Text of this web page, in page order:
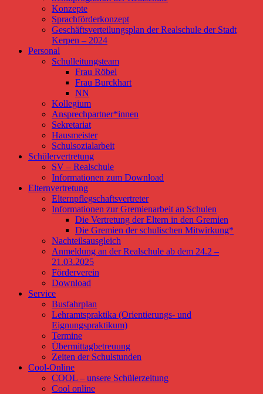
Konzepte
Sprachförderkonzept
Geschäftsverteilungsplan der Realschule der Stadt
Kerpen – 2024
Personal
Schulleitungsteam
Frau Röbel
Frau Burckhart
NN
Kollegium
Ansprechpartner*innen
Sekretariat
Hausmeister
Schulsozialarbeit
Schülervertretung
SV – Realschule
Informationen zum Download
Elternvertretung
Elternpflegschaftsvertreter
Informationen zur Gremienarbeit an Schulen
Die Vertretung der Eltern in den Gremien
Die Gremien der schulischen Mitwirkung*
Nachteilsausgleich
Anmeldung an der Realschule ab dem 24.2 –
21.03.2025
Förderverein
Download
Service
Busfahrplan
Lehramtspraktika (Orientierungs- und
Eignungspraktikum)
Termine
Übermittagbetreuung
Zeiten der Schulstunden
Cool-Online
COOL – unsere Schülerzeitung
Cool online